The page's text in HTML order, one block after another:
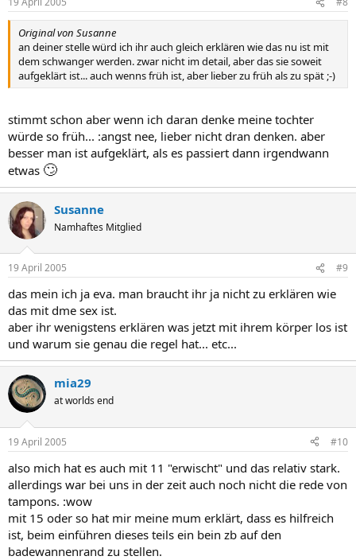
Original von Susanne
an deiner stelle würd ich ihr auch gleich erklären wie das nu ist mit
dem schwanger werden. zwar nicht im detail, aber das sie soweit
aufgeklärt ist... auch wenns früh ist, aber lieber zu früh als zu spät ;-)
stimmt schon aber wenn ich daran denke meine tochter
würde so früh... :angst nee, lieber nicht dran denken. aber
besser man ist aufgeklärt, als es passiert dann irgendwann
etwas 🙄
Susanne
Namhaftes Mitglied
19 April 2005 #9
das mein ich ja eva. man braucht ihr ja nicht zu erklären wie
das mit dme sex ist.
aber ihr wenigstens erklären was jetzt mit ihrem körper los ist
und warum sie genau die regel hat... etc...
mia29
at worlds end
19 April 2005 #10
also mich hat es auch mit 11 "erwischt" und das relativ stark.
allerdings war bei uns in der zeit auch noch nicht die rede von
tampons. :wow
mit 15 oder so hat mir meine mum erklärt, dass es hilfreich
ist, beim einführen dieses teils ein bein zb auf den
badewannenrand zu stellen.